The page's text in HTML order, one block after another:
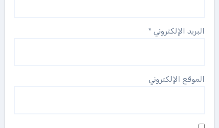
البريد الإلكتروني *
الموقع الإلكتروني